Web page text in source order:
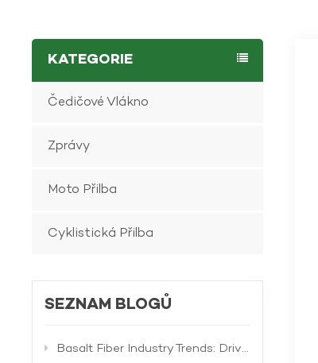
KATEGORIE
Čedičové Vlákno
Zprávy
Moto Přilba
Cyklistická Přilba
SEZNAM BLOGŮ
Basalt Fiber Industry Trends: Driving the Next Generation of High-Performance Composites